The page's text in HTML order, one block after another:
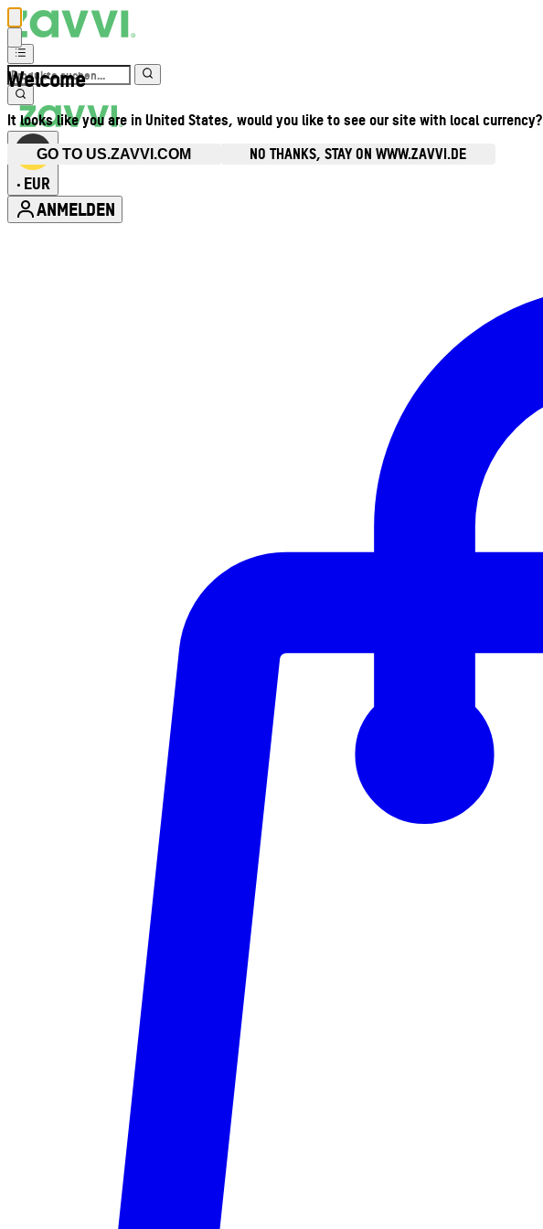
Welcome
It looks like you are in United States, would you like to see our site with local currency?
GO TO US.ZAVVI.COM NO THANKS, STAY ON WWW.ZAVVI.DE
• EUR
ANMELDEN